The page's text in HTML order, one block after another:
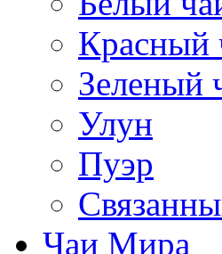
Красный
Зеленый
Улун
Пуэр
Чаи Мира